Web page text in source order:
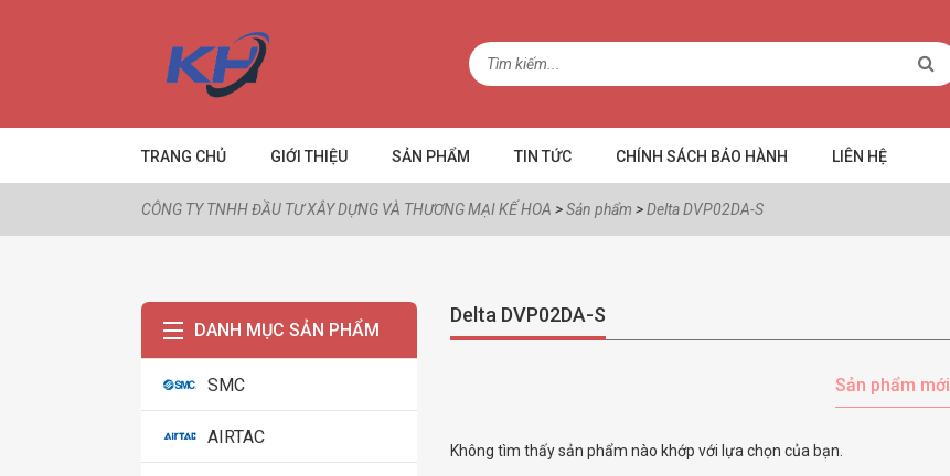
TRANG CHỦ GIỚI THIỆU SẢN PHẨM TIN TỨC CHÍNH SÁCH BẢO HÀNH LIÊN HỆ
CÔNG TY TNHH ĐẦU TƯ XÂY DỰNG VÀ THƯƠNG MẠI KẾ HOA >Sản phẩm >Delta DVP02DA-S
DANH MỤC SẢN PHẨM
SMC
AIRTAC
Delta DVP02DA-S
Sản phẩm mới
Không tìm thấy sản phẩm nào khớp với lựa chọn của bạn.